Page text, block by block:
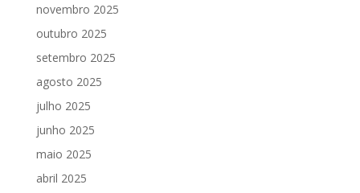
novembro 2025
outubro 2025
setembro 2025
agosto 2025
julho 2025
junho 2025
maio 2025
abril 2025